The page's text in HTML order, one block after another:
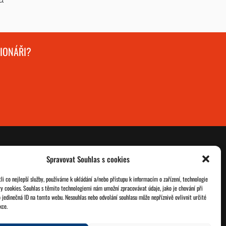
Spravovat Souhlas s cookies
co nejlepší služby, používáme k ukládání a/nebo přístupu k informacím o zařízení, technologie
cookies. Souhlas s těmito technologiemi nám umožní zpracovávat údaje, jako je chování při
jedinečná ID na tomto webu. Nesouhlas nebo odvolání souhlasu může nepříznivě ovlivnit určité
O nás
Jednoty ČSOL
Databáze legionářů
Pro členy